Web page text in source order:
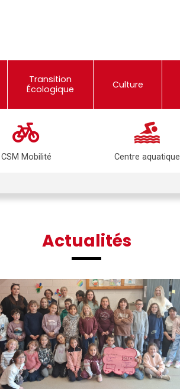
Transition
Écologique
Culture
CSM Mobilité Centre aquatique
Actualités